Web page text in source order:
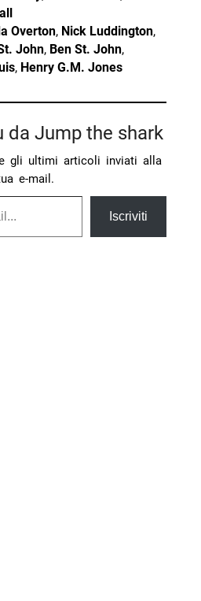
Overton, Nick Luddington,
John, Ben St. John,
, Henry G.M. Jones
da Jump the shark
gli ultimi articoli inviati alla
e-mail.
Iscriviti